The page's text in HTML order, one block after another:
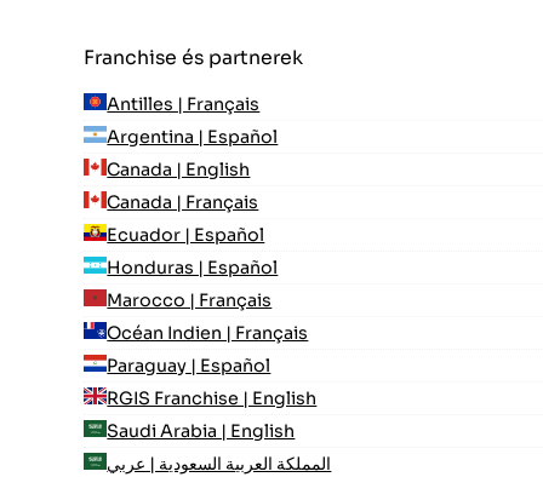
Franchise és partnerek
Antilles | Français
Argentina | Español
Canada | English
Canada | Français
Ecuador | Español
Honduras | Español
Marocco | Français
Océan Indien | Français
Paraguay | Español
RGIS Franchise | English
Saudi Arabia | English
المملكة العربية السعودية | عربي